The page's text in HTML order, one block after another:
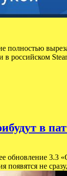
полностью
в российском
в
обновление
появятся не